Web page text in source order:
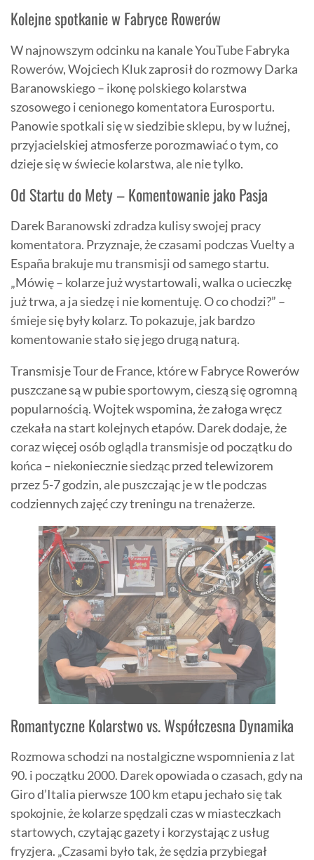
Kolejne spotkanie w Fabryce Rowerów
W najnowszym odcinku na kanale YouTube Fabryka
Rowerów, Wojciech Kluk zaprosił do rozmowy Darka
Baranowskiego – ikonę polskiego kolarstwa
szosowego i cenionego komentatora Eurosportu.
Panowie spotkali się w siedzibie sklepu, by w luźnej,
przyjacielskiej atmosferze porozmawiać o tym, co
dzieje się w świecie kolarstwa, ale nie tylko.
Od Startu do Mety – Komentowanie jako Pasja
Darek Baranowski zdradza kulisy swojej pracy
komentatora. Przyznaje, że czasami podczas Vuelty a
España brakuje mu transmisji od samego startu.
„Mówię – kolarze już wystartowali, walka o ucieczkę
już trwa, a ja siedzę i nie komentuję. O co chodzi?” –
śmieje się były kolarz. To pokazuje, jak bardzo
komentowanie stało się jego drugą naturą.
Transmisje Tour de France, które w Fabryce Rowerów
puszczane są w pubie sportowym, cieszą się ogromną
popularnością. Wojtek wspomina, że załoga wręcz
czekała na start kolejnych etapów. Darek dodaje, że
coraz więcej osób oglądla transmisje od początku do
końca – niekoniecznie siedząc przed telewizorem
przez 5-7 godzin, ale puszczając je w tle podczas
codziennych zajęć czy treningu na trenażerze.
Romantyczne Kolarstwo vs. Współczesna Dynamika
Rozmowa schodzi na nostalgiczne wspomnienia z lat
90. i początku 2000. Darek opowiada o czasach, gdy na
Giro d’Italia pierwsze 100 km etapu jechało się tak
spokojnie, że kolarze spędzali czas w miasteczkach
startowych, czytając gazety i korzystając z usług
fryzjera. „Czasami było tak, że sędzia przybiegał